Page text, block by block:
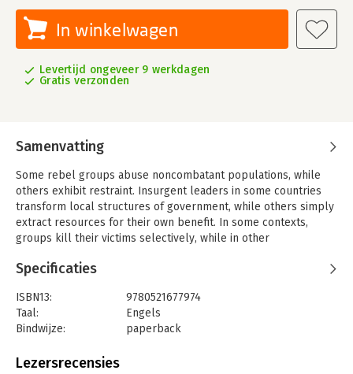
In winkelwagen
Levertijd ongeveer 9 werkdagen
Gratis verzonden
Samenvatting
Some rebel groups abuse noncombatant populations, while
others exhibit restraint. Insurgent leaders in some countries
transform local structures of government, while others simply
extract resources for their own benefit. In some contexts,
groups kill their victims selectively, while in other
This book presents a theory that accounts for the different
patterns of insurgent violence vary so much across conflicts. It
does so by examining the membership, structure, and behavior
of four insurgent movements in Uganda, Mozambique, and
combatants and civilians who experienced violence firsthand, it
Specificaties
ISBN13:
9780521677974
Taal:
Engels
Bindwijze:
paperback
Uitgever:
Lezersrecensies